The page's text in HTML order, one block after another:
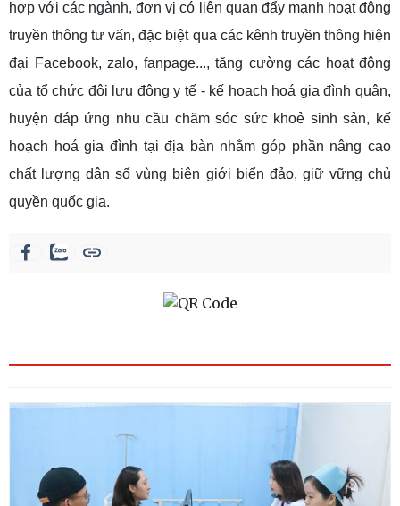
hợp với các ngành, đơn vị có liên quan đẩy mạnh hoạt động
truyền thông tư vấn, đặc biệt qua các kênh truyền thông hiện
đại Facebook, zalo, fanpage..., tăng cường các hoạt động
của tổ chức đội lưu động y tế - kế hoạch hoá gia đình quận,
huyện đáp ứng nhu cầu chăm sóc sức khoẻ sinh sản, kế
hoạch hoá gia đình tại địa bàn nhằm góp phần nâng cao
chất lượng dân số vùng biên giới biển đảo, giữ vững chủ
quyền quốc gia.